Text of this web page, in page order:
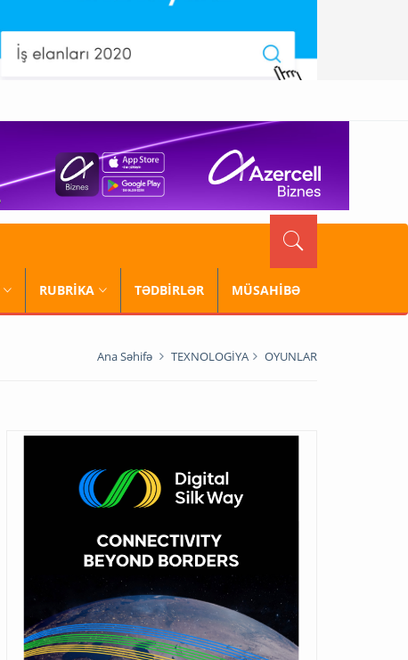
RUBRİKA TƏDBİRLƏR MÜSAHİBƏ
Ana Səhifə TEXNOLOGİYA OYUNLAR